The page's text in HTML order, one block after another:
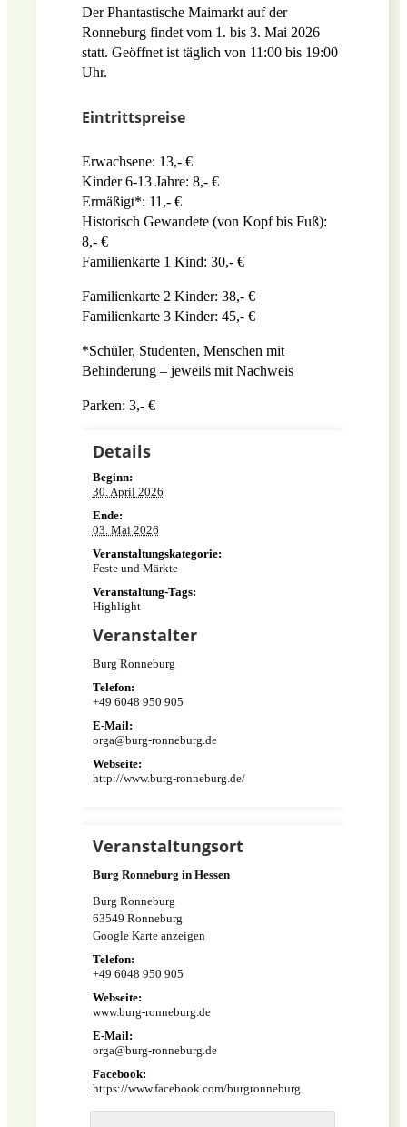
Der Phantastische Maimarkt auf der
Ronneburg findet vom 1. bis 3. Mai 2026
statt. Geöffnet ist täglich von 11:00 bis 19:00
Uhr.
Eintrittspreise
Erwachsene: 13,- €
Kinder 6-13 Jahre: 8,- €
Ermäßigt*: 11,- €
Historisch Gewandete (von Kopf bis Fuß):
8,- €
Familienkarte 1 Kind: 30,- €
Familienkarte 2 Kinder: 38,- €
Familienkarte 3 Kinder: 45,- €
*Schüler, Studenten, Menschen mit
Behinderung – jeweils mit Nachweis
Parken: 3,- €
Details
Beginn:
30. April 2026
Ende:
03. Mai 2026
Veranstaltungskategorie:
Feste und Märkte
Veranstaltung-Tags:
Highlight
Veranstalter
Burg Ronneburg
Telefon:
+49 6048 950 905
E-Mail:
orga@burg-ronneburg.de
Webseite:
http://www.burg-ronneburg.de/
Veranstaltungsort
Burg Ronneburg in Hessen
Burg Ronneburg
63549 Ronneburg
Google Karte anzeigen
Telefon:
+49 6048 950 905
Webseite:
www.burg-ronneburg.de
E-Mail:
orga@burg-ronneburg.de
Facebook:
https://www.facebook.com/burgronneburg